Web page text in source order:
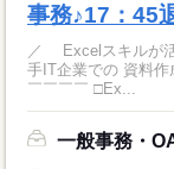
事務♪17：45
／ Excelスキルが活かせ
手IT企業での 資料作成など
￣￣￣￣ □Ex...
一般事務・